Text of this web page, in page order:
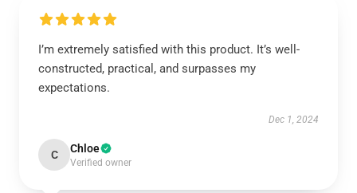
I’m extremely satisfied with this product. It’s well-
constructed, practical, and surpasses my
expectations.
Dec 1, 2024
C Chloe
Verified owner